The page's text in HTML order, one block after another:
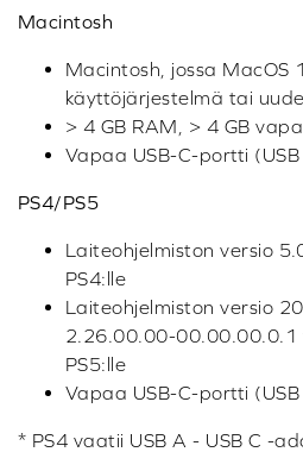
Macintosh
Macintosh, jossa MacOS
käyttöjärjestelmä tai
> 4 GB RAM, > 4 GB
Vapaa USB-C-portti
PS4/PS5
Laiteohjelmiston versio
PS4:lle
Laiteohjelmiston versio
2.26.00.00-00.00.00.0.1
PS5:lle
Vapaa USB-C-portti
* PS4 vaatii USB A - USB C -